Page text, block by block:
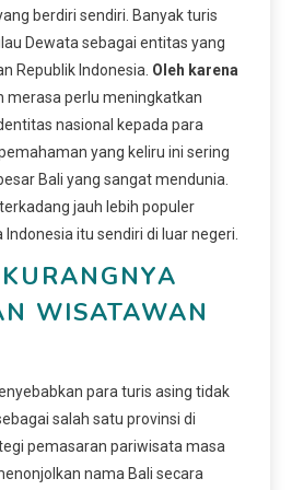
berdiri sendiri. Banyak turis
Dewata sebagai entitas yang
Republik Indonesia. Oleh karena
merasa perlu meningkatkan
nasional kepada para
yang keliru ini sering
Bali yang sangat mendunia.
jauh lebih populer
itu sendiri di luar negeri.
WISATAWAN
para turis asing tidak
salah satu provinsi di
pemasaran pariwisata masa
nama Bali secara